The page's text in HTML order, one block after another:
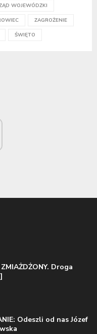
WOJEWÓDZKI
ZAGROŻENIE
ŚWIĘTO
Droga
Odeszli od nas Józef